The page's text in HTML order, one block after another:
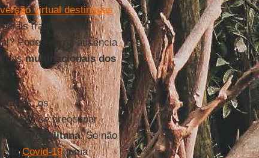
virtual destinadas
tradicionais.
Pode ser, na ausência
dasmultinacionais dos
os
em se preocupar
metropolitana. Se não
doCovid-19, uma